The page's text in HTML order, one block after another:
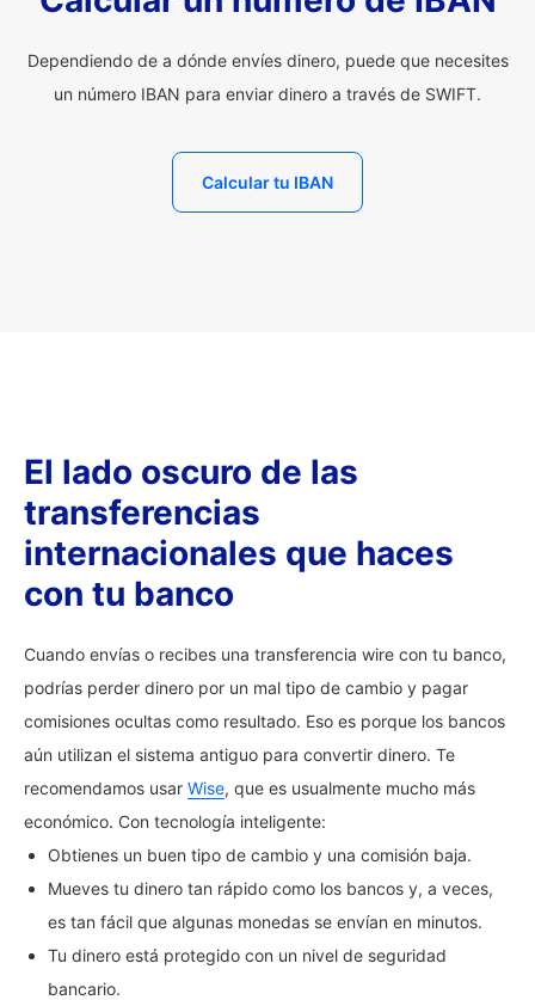
Dependiendo de a dónde envíes dinero, puede que necesites
un número IBAN para enviar dinero a través de SWIFT.
Calcular tu IBAN
El lado oscuro de las
transferencias
internacionales que haces
con tu banco
Cuando envías o recibes una transferencia wire con tu banco,
podrías perder dinero por un mal tipo de cambio y pagar
comisiones ocultas como resultado. Eso es porque los bancos
aún utilizan el sistema antiguo para convertir dinero. Te
recomendamos usar Wise, que es usualmente mucho más
económico. Con tecnología inteligente:
Obtienes un buen tipo de cambio y una comisión baja.
Mueves tu dinero tan rápido como los bancos y, a veces,
es tan fácil que algunas monedas se envían en minutos.
Tu dinero está protegido con un nivel de seguridad
bancario.